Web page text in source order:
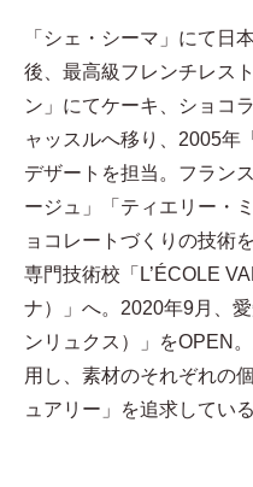
「シェ・シーマ」にて日
後、最高級フレンチレス
ン」にてケーキ、ショコ
ャッスルへ移り、2005年
デザートを担当。フラン
ージュ」「ティエリー・
ョコレートづくりの技術
専門技術校「L’ÉCOLE
ナ）」へ。2020年9月、
ンリュクス）」をOPEN
用し、素材のそれぞれの
ュアリー」を追求している